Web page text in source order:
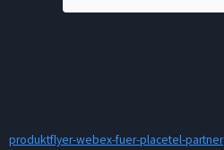
produktflyer-webex-fuer-placetel-partner